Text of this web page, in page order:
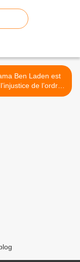
Ben Laden est
de l’ordre
impérialiste persiste ! >